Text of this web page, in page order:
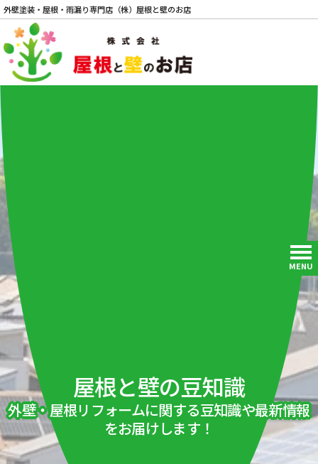
外壁塗装・屋根・雨漏り専門店（株）屋根と壁のお店
MENU
屋根と壁の豆知識
外壁・屋根リフォームに関する豆知識や最新情報
をお届けします！